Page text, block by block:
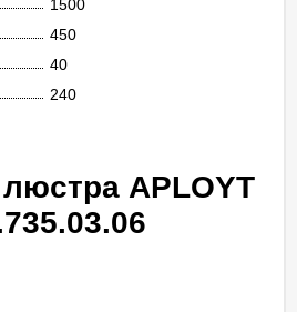
1500
450
40
240
APLOYT